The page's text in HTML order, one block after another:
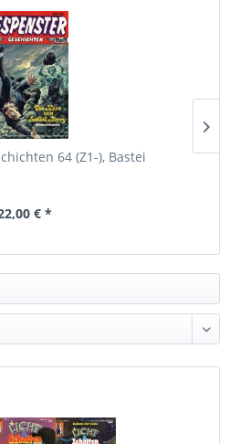
64 (Z1-), Bastei
€ *